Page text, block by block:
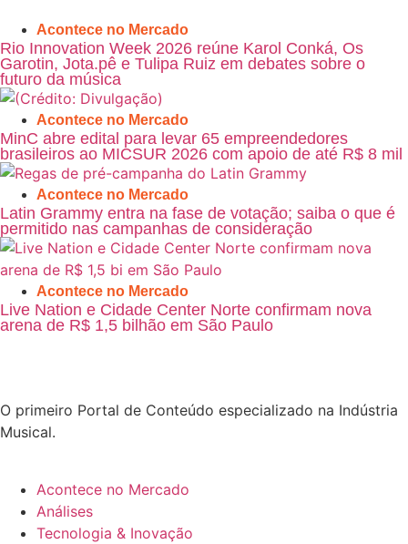
Acontece no Mercado
Rio Innovation Week 2026 reúne Karol Conká, Os
Garotin, Jota.pê e Tulipa Ruiz em debates sobre o
futuro da música
Acontece no Mercado
MinC abre edital para levar 65 empreendedores
brasileiros ao MICSUR 2026 com apoio de até R$ 8 mil
Acontece no Mercado
Latin Grammy entra na fase de votação; saiba o que é
permitido nas campanhas de consideração
Acontece no Mercado
Live Nation e Cidade Center Norte confirmam nova
arena de R$ 1,5 bilhão em São Paulo
O primeiro Portal de Conteúdo especializado na Indústria
Musical.
Acontece no Mercado
Análises
Tecnologia & Inovação